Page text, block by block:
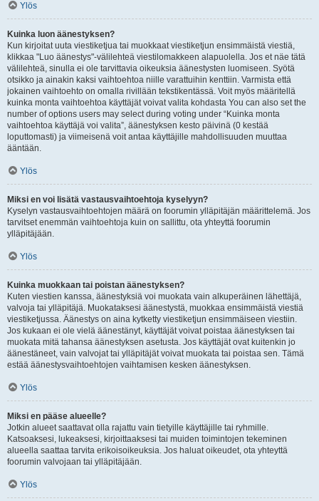
Ylös
Kuinka luon äänestyksen?
Kun kirjoitat uuta viestiketjua tai muokkaat viestiketjun ensimmäistä viestiä,
klikkaa "Luo äänestys"-välilehteä viestilomakkeen alapuolella. Jos et näe tätä
välilehteä, sinulla ei ole tarvittavia oikeuksia äänestysten luomiseen. Syötä
otsikko ja ainakin kaksi vaihtoehtoa niille varattuihin kenttiin. Varmista että
jokainen vaihtoehto on omalla rivillään tekstikentässä. Voit myös määritellä
kuinka monta vaihtoehtoa käyttäjät voivat valita kohdasta You can also set the
number of options users may select during voting under “Kuinka monta
vaihtoehtoa käyttäjä voi valita”, äänestyksen kesto päivinä (0 kestää
loputtomasti) ja viimeisenä voit antaa käyttäjille mahdollisuuden muuttaa
ääntään.
Ylös
Miksi en voi lisätä vastausvaihtoehtoja kyselyyn?
Kyselyn vastausvaihtoehtojen määrä on foorumin ylläpitäjän määrittelemä. Jos
tarvitset enemmän vaihtoehtoja kuin on sallittu, ota yhteyttä foorumin
ylläpitäjään.
Ylös
Kuinka muokkaan tai poistan äänestyksen?
Kuten viestien kanssa, äänestyksiä voi muokata vain alkuperäinen lähettäjä,
valvoja tai ylläpitäjä. Muokataksesi äänestystä, muokkaa ensimmäistä viestiä
viestiketjussa. Äänestys on aina kytketty viestiketjun ensimmäiseen viestiin.
Jos kukaan ei ole vielä äänestänyt, käyttäjät voivat poistaa äänestyksen tai
muokata mitä tahansa äänestyksen asetusta. Jos käyttäjät ovat kuitenkin jo
äänestäneet, vain valvojat tai ylläpitäjät voivat muokata tai poistaa sen. Tämä
estää äänestysvaihtoehtojen vaihtamisen kesken äänestyksen.
Ylös
Miksi en pääse alueelle?
Jotkin alueet saattavat olla rajattu vain tietyille käyttäjille tai ryhmille.
Katsoaksesi, lukeaksesi, kirjoittaaksesi tai muiden toimintojen tekeminen
alueella saattaa tarvita erikoisoikeuksia. Jos haluat oikeudet, ota yhteyttä
foorumin valvojaan tai ylläpitäjään.
Ylös